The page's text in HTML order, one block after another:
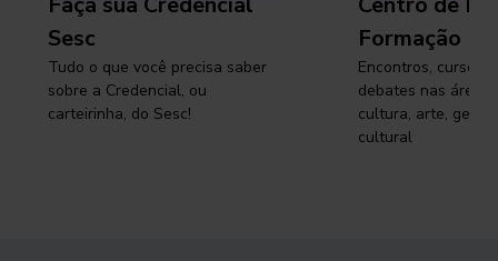
Sesc
Tudo o que você precisa saber
sobre a Credencial, ou
carteirinha, do Sesc!
Formação
Encontros, cursos,
debates nas áreas
cultura, arte,
cultural